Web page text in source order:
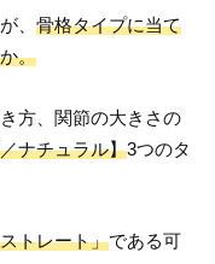
、骨格タイプに当て
。
方、関節の大きさの
ナチュラル】3つのタ
トレート」である可